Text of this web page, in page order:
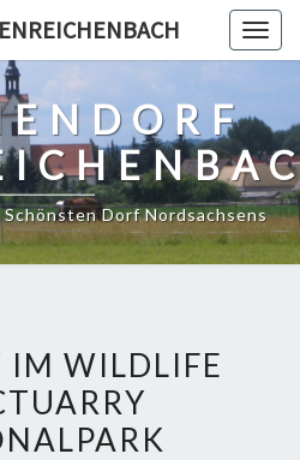
Dorf Nordsachsens
IM WILDLIFE